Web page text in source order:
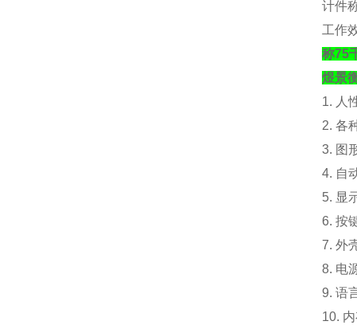
计件
工作
称75
煜景
1. 人
2. 各
3. 图
4. 自
5. 显
6. 按
7. 外
8. 电
9. 语
10.